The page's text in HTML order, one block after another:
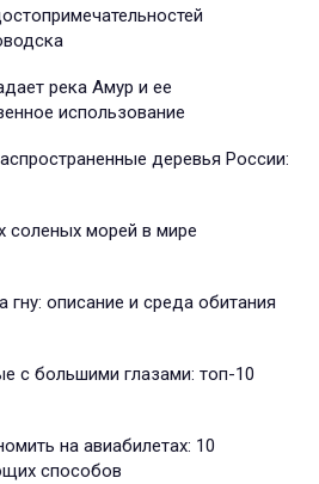
река Амур и ее
использование
деревья России:
соленых морей в мире
гну: описание и среда обитания
с большими глазами: топ-10
на авиабилетах: 10
способов